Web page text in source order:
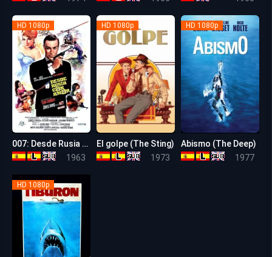
HD 1080p
007: Desde Rusia con amor
1963
8.3
HD 1080p
El golpe (The Sting)
1973
6.8
HD 1080p
Abismo (The Deep)
1977
HD 1080p